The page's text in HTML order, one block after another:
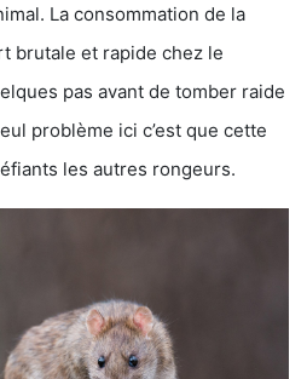
La consommation de la
brutale et rapide chez le
pas avant de tomber raide
problème ici c’est que cette
les autres rongeurs.